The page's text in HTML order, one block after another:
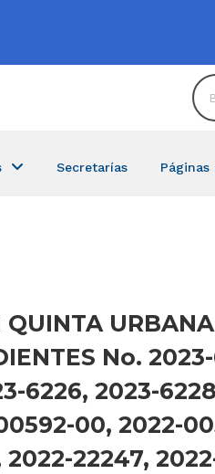
Secretarías Páginas
No.
6226, 2023-
00, 2022-
22247,